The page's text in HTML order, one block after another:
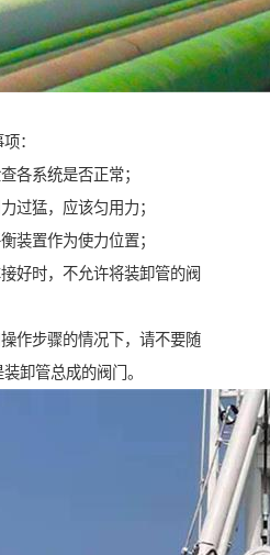
：
各系统是否正常；
过猛，应该匀用力；
装置作为使力位置；
好时，不允许将装卸管的阀
作步骤的情况下，请不要随
卸管总成的阀门。